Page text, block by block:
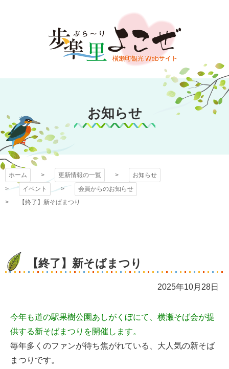
文
キ
プ
歩楽～里（ぶら～
り）よこぜ
お知らせ
ホーム 更新情報の一覧
お知らせ
イベント
会員からのお知らせ
【終了】新そばまつり
【終了】新そばまつり
2025年10月28日
今年も道の駅果樹公園あしがくぼにて、横瀬そば会が提
供する新そばまつりを開催します。
毎年多くのファンが待ち焦がれている、大人気の新そば
まつりです。